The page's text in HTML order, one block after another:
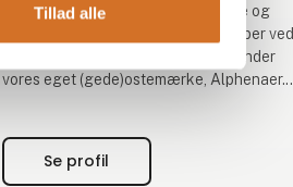
Tillad alle
produceret et bredt udvalg af friske og
modne oste af forskellige mælketyper ved
hjælp af traditionelle metoder, herunder
vores eget (gede)ostemærke, Alphenaer.
Fås i forskellige størrelser og emballager.
Se profil